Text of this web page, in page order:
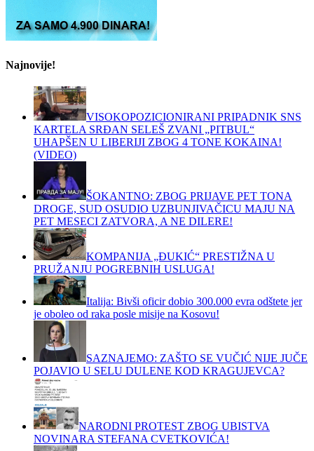
Najnovije!
VISOKOPOZICIONIRANI PRIPADNIK SNS
KARTELA SRĐAN SELEŠ ZVANI „PITBUL“
UHAPŠEN U LIBERIJI ZBOG 4 TONE KOKAINA!
(VIDEO)
ŠOKANTNO: ZBOG PRIJAVE PET TONA
DROGE, SUD OSUDIO UZBUNJIVAČICU MAJU NA
PET MESECI ZATVORA, A NE DILERE!
KOMPANIJA „ĐUKIĆ“ PRESTIŽNA U
PRUŽANJU POGREBNIH USLUGA!
Italija: Bivši oficir dobio 300.000 evra odštete jer
je oboleo od raka posle misije na Kosovu!
SAZNAJEMO: ZAŠTO SE VUČIĆ NIJE JUČE
POJAVIO U SELU DULENE KOD KRAGUJEVCA?
NARODNI PROTEST ZBOG UBISTVA
NOVINARA STEFANA CVETKOVIĆA!